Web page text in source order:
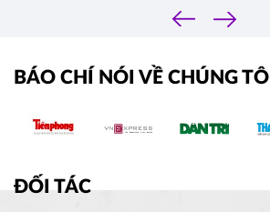
‹
›
BÁO CHÍ NÓI VỀ CHÚNG TÔI
ĐỐI TÁC